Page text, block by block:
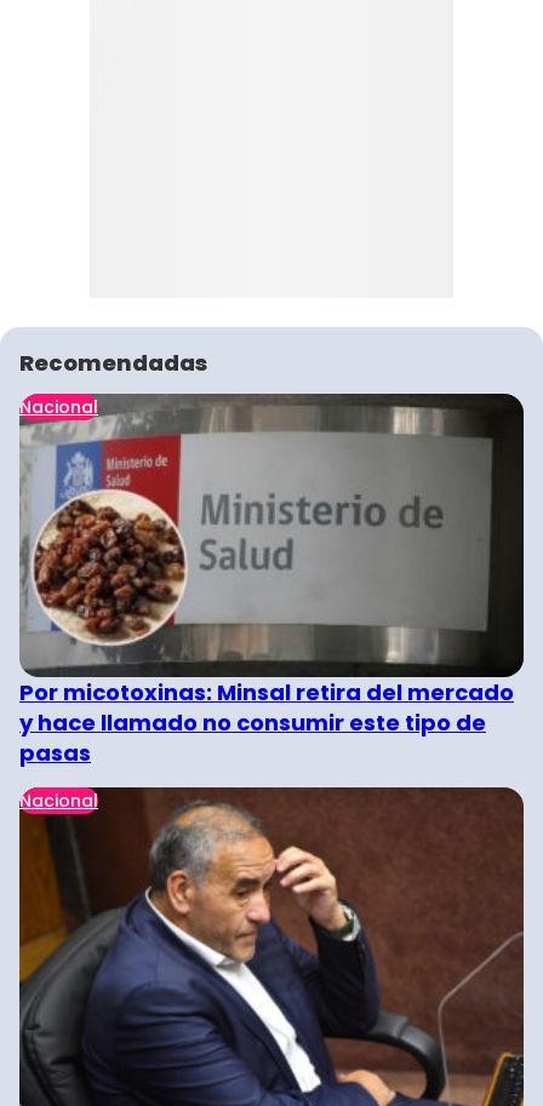
Recomendadas
Nacional
Por micotoxinas: Minsal retira del mercado
y hace llamado no consumir este tipo de
pasas
Nacional